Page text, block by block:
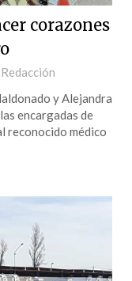
corazones
Redacción
y Alejandra
encargadas de
reconocido médico